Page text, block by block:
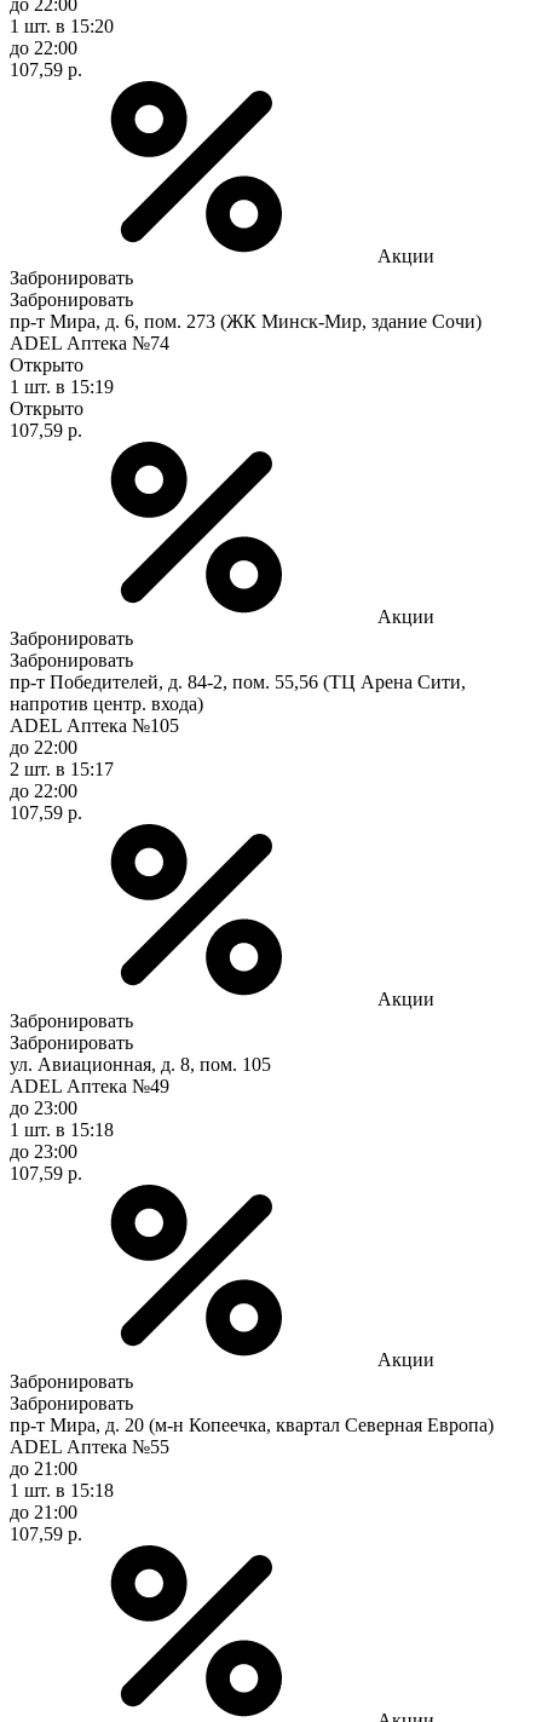
1 шт. в 15:20
до 22:00
107,59 р.
Акции
Забронировать
Забронировать
пр-т Мира, д. 6, пом. 273 (ЖК Минск-Мир, здание Сочи)
ADEL Аптека №74
Открыто
1 шт. в 15:19
Открыто
107,59 р.
Акции
Забронировать
Забронировать
пр-т Победителей, д. 84-2, пом. 55,56 (ТЦ Арена Сити,
напротив центр. входа)
ADEL Аптека №105
до 22:00
2 шт. в 15:17
до 22:00
107,59 р.
Акции
Забронировать
Забронировать
ул. Авиационная, д. 8, пом. 105
ADEL Аптека №49
до 23:00
1 шт. в 15:18
до 23:00
107,59 р.
Акции
Забронировать
Забронировать
пр-т Мира, д. 20 (м-н Копеечка, квартал Северная Европа)
ADEL Аптека №55
до 21:00
1 шт. в 15:18
до 21:00
107,59 р.